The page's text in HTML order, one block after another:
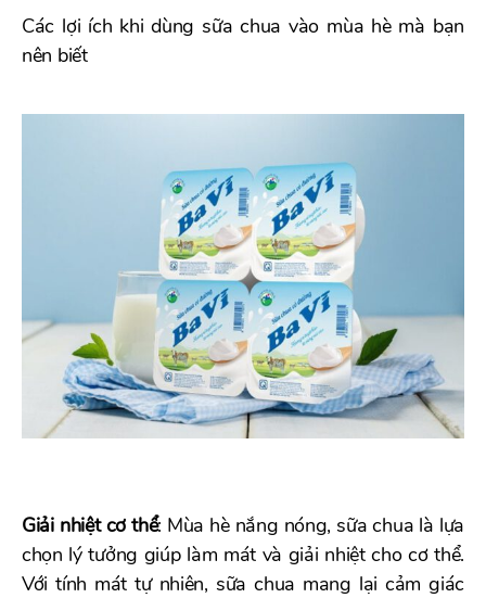
Các lợi ích khi dùng sữa chua vào mùa hè mà bạn
nên biết
Giải nhiệt cơ thể: Mùa hè nắng nóng, sữa chua là lựa
chọn lý tưởng giúp làm mát và giải nhiệt cho cơ thể.
Với tính mát tự nhiên, sữa chua mang lại cảm giác